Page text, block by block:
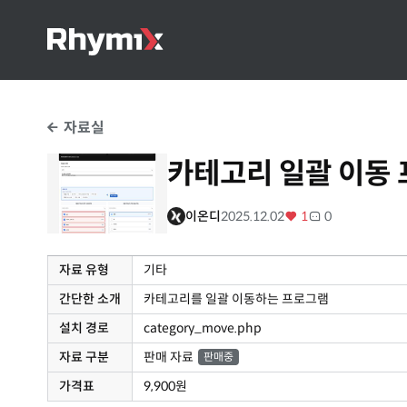
자료실
카테고리 일괄 이동
이온디2025.12.02 1 0
자료 유형
기타
간단한 소개
카테고리를 일괄 이동하는 프로그램
설치 경로
category_move.php
자료 구분
판매 자료 판매중
가격표 9,900원